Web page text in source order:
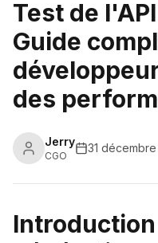
Test de
Guide
des
Jerry
CGO
31